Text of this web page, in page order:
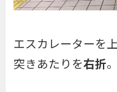
エスカレーターを
突きあたりを右折。